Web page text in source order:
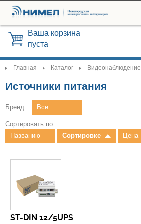
Системы управления и контроля
доступа
Охранные сигнализации
Радиосвязь
Автоматика для ворот, шлагбаумы
Ваша корзина
пуста
Главная Каталог Видеонаблюдение
Источники питания
Бренд:
Сортировать по:
Названию
Сортировке Цена
ST-DIN 12/5UPS